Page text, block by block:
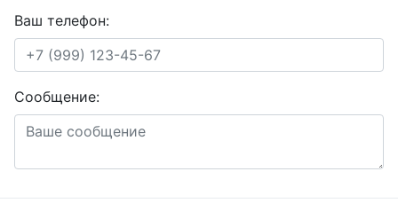
Ваш телефон:
Сообщение: